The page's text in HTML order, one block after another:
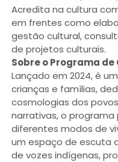
Acredita na cultura
em frentes como
gestão cultural,
de projetos culturais.
Sobre o Programa
Lançado em 2024, é
crianças e famílias,
cosmologias dos
narrativas, o
diferentes modos de
um espaço de escuta
de vozes indígenas,